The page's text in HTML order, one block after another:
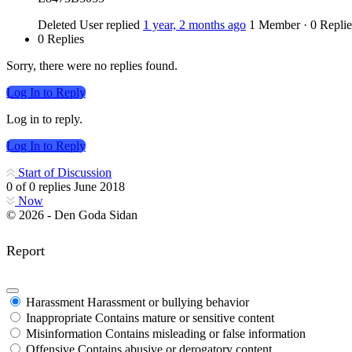
Deleted User replied 1 year, 2 months ago 1 Member · 0
0 Replies
Sorry, there were no replies found.
Log In to Reply
Log in to reply.
Log In to Reply
Start of Discussion
0 of0 replies June 2018
Now
© 2026 - Den Goda Sidan
Report
Harassment Harassment or bullying behavior
Inappropriate Contains mature or sensitive content
Misinformation Contains misleading or false information